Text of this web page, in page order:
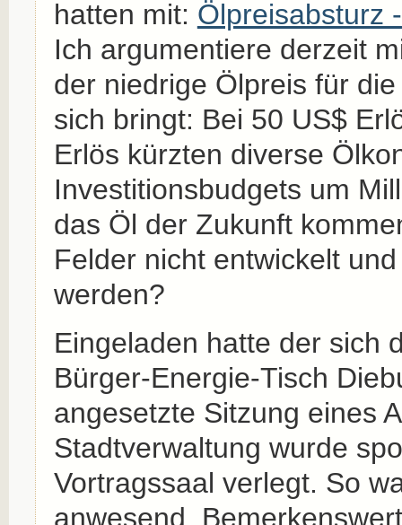
hatten mit: Ölpreisabsturz
Ich argumentiere derzeit
der niedrige Ölpreis für
sich bringt: Bei 50 US$
Erlös kürzten diverse
Investitionsbudgets um
das Öl der Zukunft
Felder nicht entwickelt
werden?
Eingeladen hatte der sich
Bürger-Energie-Tisch
angesetzte Sitzung eines
Stadtverwaltung wurde
Vortragssaal verlegt. So
anwesend.